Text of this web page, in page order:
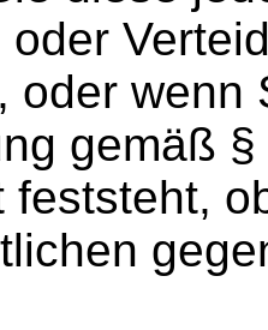
oder wenn
gemäß
feststeht,